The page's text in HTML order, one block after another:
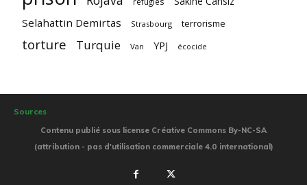
Selahattin Demirtas Strasbourg terrorisme
torture Turquie Van YPJ écocide
Sources
Contenu publié sous license Créative Commons By-NC-SA
(attribution - pas d'utilisation commerciale 4.0 international)